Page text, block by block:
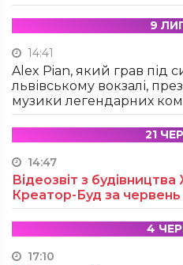
9
14:41
Alex Pian, який грав під
львівському вокзалі,
музики легендарних
21
14:47
Відеозвіт з
Креатор-Буд за
4
17:10